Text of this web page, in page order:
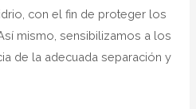
con el fin de proteger los
mismo, sensibilizamos a los
de la adecuada separación y